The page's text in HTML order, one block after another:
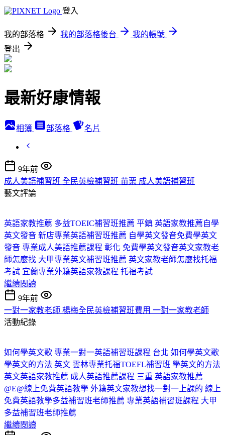
登入
我的部落格 我的部落格後台
我的帳號
登出
最新好康情報
相簿 部落格 名片
9年前
成人美語補習班 全民英檢補習班 苗栗 成人美語補習班
藝文評論
英語家教推薦 多益TOEIC補習班推薦 平鎮 英語家教推薦自學
英文發音 新店專業英語補習班推薦 自學英文發音免費學英文
發音 專業成人美語推薦課程 彰化 免費學英文發音英文家教老
師怎麼找 大甲專業英文補習班推薦 英文家教老師怎麼找托福
考試 宜蘭專業外籍英語家教課程 托福考試
繼續閱讀
9年前
一對一家教老師 楊梅全民英檢補習班費用 一對一家教老師
活動紀錄
如何學英文歌 專業一對一英語補習班課程 台北 如何學英文歌
學英文的方法 英文 雲林專業托福TOEFL補習班 學英文的方法
英文英語家教推薦 成人英語推薦課程 三重 英語家教推薦
@E@線上免費英語教學 外籍英文家教想找一對一上課的 線上
免費英語教學多益補習班老師推薦 專業英語補習班課程 大甲
多益補習班老師推薦
繼續閱讀